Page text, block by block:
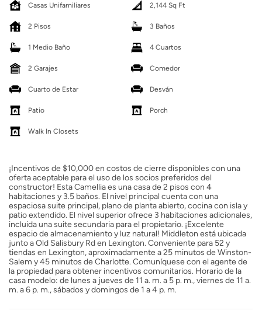
Casas Unifamiliares 2,144 Sq Ft
2 Pisos 3 Baños
1 Medio Baño 4 Cuartos
2 Garajes Comedor
Cuarto de Estar Desván
Patio Porch
Walk In Closets
¡Incentivos de $10,000 en costos de cierre disponibles con una
oferta aceptable para el uso de los socios preferidos del
constructor! Esta Camellia es una casa de 2 pisos con 4
habitaciones y 3.5 baños. El nivel principal cuenta con una
espaciosa suite principal, plano de planta abierto, cocina con isla y
patio extendido. El nivel superior ofrece 3 habitaciones adicionales,
incluida una suite secundaria para el propietario. ¡Excelente
espacio de almacenamiento y luz natural! Middleton está ubicada
junto a Old Salisbury Rd en Lexington. Conveniente para 52 y
tiendas en Lexington, aproximadamente a 25 minutos de Winston-
Salem y 45 minutos de Charlotte. Comuníquese con el agente de
la propiedad para obtener incentivos comunitarios. Horario de la
casa modelo: de lunes a jueves de 11 a. m. a 5 p. m., viernes de 11 a.
m. a 6 p. m., sábados y domingos de 1 a 4 p. m.